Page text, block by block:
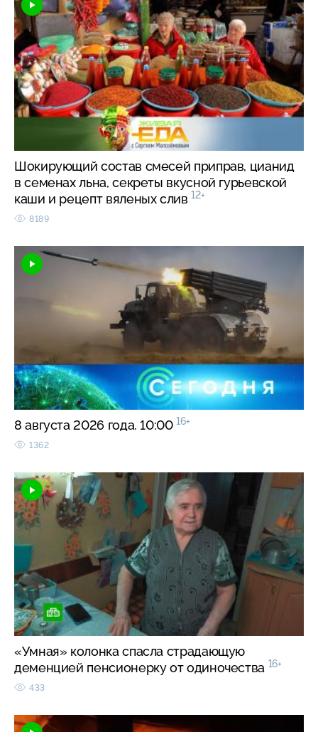
Шокирующий состав смесей приправ, цианид
в семенах льна, секреты вкусной гурьевской
каши и рецепт вяленых слив 12+
8189
8 августа 2026 года. 10:00 16+
1362
«Умная» колонка спасла страдающую
деменцией пенсионерку от одиночества 16+
433